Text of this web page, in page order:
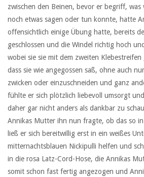
zwischen den Beinen, bevor er begriff,
noch etwas sagen oder tun konnte, hatte
offensichtlich einige Übung hatte, bereits
geschlossen und die Windel richtig hoch
wobei sie sie mit dem zweiten
dass sie wie angegossen saß, ohne auch
zwicken oder einzuschneiden und ganz
fühlte er sich plötzlich liebevoll umsorgt
daher gar nicht anders als dankbar zu
Annikas Mutter ihn nun fragte, ob das so
ließ er sich bereitwillig erst in ein weißes
mitternachtsblauen Nickipulli helfen und
in die rosa Latz-Cord-Hose, die Annikas
somit schon fast fertig angezogen und